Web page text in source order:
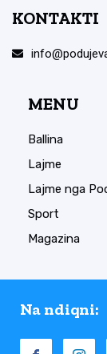
KONTAKTI
MENU
Ballina
Lajme
Lajme nga
Sport
Magazina
Na ndiqni: